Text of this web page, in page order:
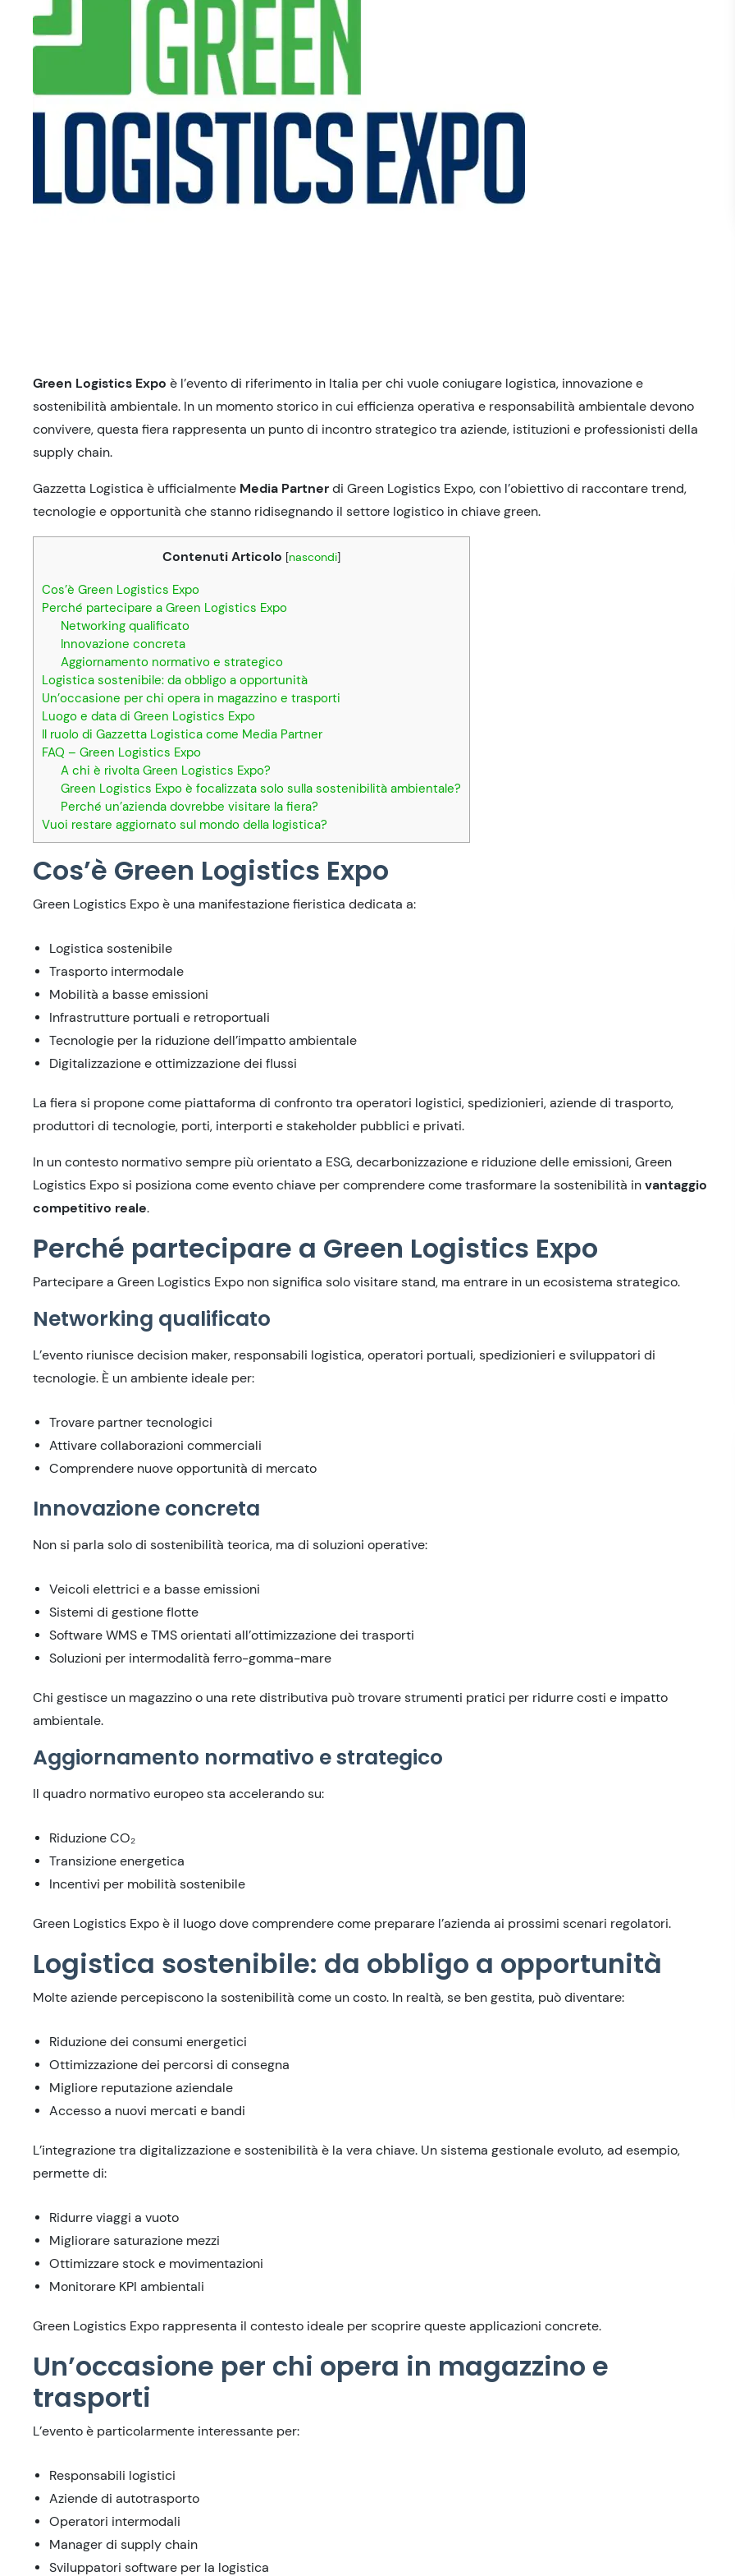
Green Logistics Expo è l’evento di riferimento in Italia per chi vuole coniugare logistica, innovazione e
sostenibilità ambientale. In un momento storico in cui efficienza operativa e responsabilità ambientale devono
convivere, questa fiera rappresenta un punto di incontro strategico tra aziende, istituzioni e professionisti della
supply chain.
Gazzetta Logistica è ufficialmente Media Partnerdi Green Logistics Expo, con l’obiettivo di raccontare trend,
tecnologie e opportunità che stanno ridisegnando il settore logistico in chiave green.
Contenuti Articolo [nascondi]
Cos’è Green Logistics Expo
Perché partecipare a Green Logistics Expo
Networking qualificato
Innovazione concreta
Aggiornamento normativo e strategico
Logistica sostenibile: da obbligo a opportunità
Un’occasione per chi opera in magazzino e trasporti
Luogo e data di Green Logistics Expo
Il ruolo di Gazzetta Logistica come Media Partner
FAQ – Green Logistics Expo
A chi è rivolta Green Logistics Expo?
Green Logistics Expo è focalizzata solo sulla sostenibilità ambientale?
Perché un’azienda dovrebbe visitare la fiera?
Vuoi restare aggiornato sul mondo della logistica?
Cos’è Green Logistics Expo
Green Logistics Expo è una manifestazione fieristica dedicata a:
Logistica sostenibile
Trasporto intermodale
Mobilità a basse emissioni
Infrastrutture portuali e retroportuali
Tecnologie per la riduzione dell’impatto ambientale
Digitalizzazione e ottimizzazione dei flussi
La fiera si propone come piattaforma di confronto tra operatori logistici, spedizionieri, aziende di trasporto,
produttori di tecnologie, porti, interporti e stakeholder pubblici e privati.
In un contesto normativo sempre più orientato a ESG, decarbonizzazione e riduzione delle emissioni, Green
Logistics Expo si posiziona come evento chiave per comprendere come trasformare la sostenibilità invantaggio
competitivo reale.
Perché partecipare a Green Logistics Expo
Partecipare a Green Logistics Expo non significa solo visitare stand, ma entrare in un ecosistema strategico.
Networking qualificato
L’evento riunisce decision maker, responsabili logistica, operatori portuali, spedizionieri e sviluppatori di
tecnologie. È un ambiente ideale per:
Trovare partner tecnologici
Attivare collaborazioni commerciali
Comprendere nuove opportunità di mercato
Innovazione concreta
Non si parla solo di sostenibilità teorica, ma di soluzioni operative:
Veicoli elettrici e a basse emissioni
Sistemi di gestione flotte
Software WMS e TMS orientati all’ottimizzazione dei trasporti
Soluzioni per intermodalità ferro-gomma-mare
Chi gestisce un magazzino o una rete distributiva può trovare strumenti pratici per ridurre costi e impatto
ambientale.
Aggiornamento normativo e strategico
Il quadro normativo europeo sta accelerando su:
Riduzione CO₂
Transizione energetica
Incentivi per mobilità sostenibile
Green Logistics Expo è il luogo dove comprendere come preparare l’azienda ai prossimi scenari regolatori.
Logistica sostenibile: da obbligo a opportunità
Molte aziende percepiscono la sostenibilità come un costo. In realtà, se ben gestita, può diventare:
Riduzione dei consumi energetici
Ottimizzazione dei percorsi di consegna
Migliore reputazione aziendale
Accesso a nuovi mercati e bandi
L’integrazione tra digitalizzazione e sostenibilità è la vera chiave. Un sistema gestionale evoluto, ad esempio,
permette di:
Ridurre viaggi a vuoto
Migliorare saturazione mezzi
Ottimizzare stock e movimentazioni
Monitorare KPI ambientali
Green Logistics Expo rappresenta il contesto ideale per scoprire queste applicazioni concrete.
Un’occasione per chi opera in magazzino e
trasporti
L’evento è particolarmente interessante per:
Responsabili logistici
Aziende di autotrasporto
Operatori intermodali
Manager di supply chain
Sviluppatori software per la logistica